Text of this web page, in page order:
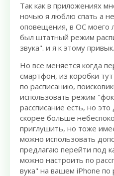
Так как в приложениях
ночью я люблю спать а
оповещения, в ОС моего
был штатный режим
звука". и я к этому привык.
Но все меняется когда
смартфон, из коробки
по расписанию,
использовать режим
рассписание есть, но
скорее больше
приглушить, но тоже
можно использовать
предлагаю перейти под
можно настроить по
вука" на вашем iPhone по